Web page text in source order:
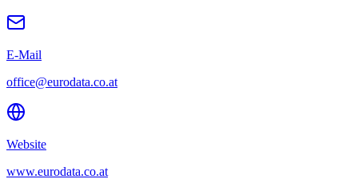
E-Mail
office@eurodata.co.at
Website
www.eurodata.co.at